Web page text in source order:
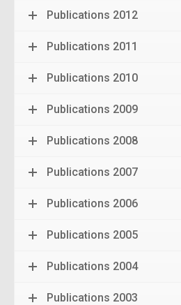
Publications 2012
Publications 2011
Publications 2010
Publications 2009
Publications 2008
Publications 2007
Publications 2006
Publications 2005
Publications 2004
Publications 2003